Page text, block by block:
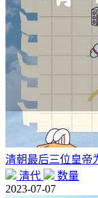
清朝最后三位皇帝
清代
数量
2023-07-07